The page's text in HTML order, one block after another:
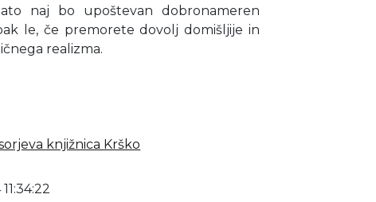
naj bo upoštevan dobronameren
le, če premorete dovolj domišljije in
realizma.
knjižnica Krško